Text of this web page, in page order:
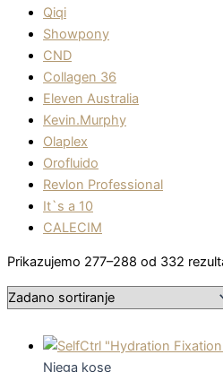
Qiqi
Showpony
CND
Collagen 36
Eleven Australia
Kevin.Murphy
Olaplex
Orofluido
Revlon Professional
It`s a 10
CALECIM
Prikazujemo 277–288 od 332
Njega kose